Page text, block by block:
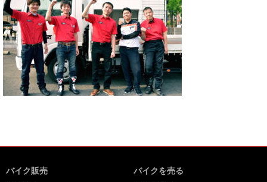
バイク販売 バイクを売る